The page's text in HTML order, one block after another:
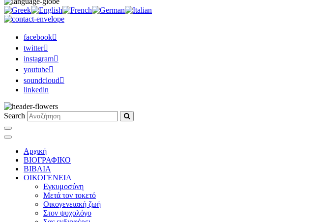
facebook
twitter
instagram
youtube
soundcloud
linkedin
Search
Αρχική
ΒΙΟΓΡΑΦΙΚΟ
ΒΙΒΛΙΑ
ΟΙΚΟΓΕΝΕΙΑ
Εγκυμοσύνη
Μετά τον τοκετό
Οικογενειακή ζωή
Στον ψυχολόγο